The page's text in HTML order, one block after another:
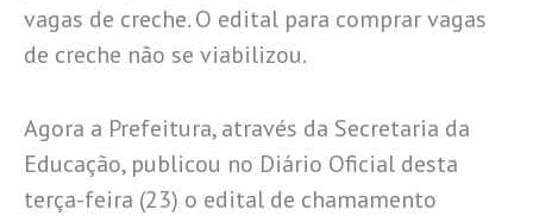
vagas de creche. O edital para comprar vagas
de creche não se viabilizou.
Agora a Prefeitura, através da Secretaria da
Educação, publicou no Diário Oficial desta
terça-feira (23) o edital de chamamento